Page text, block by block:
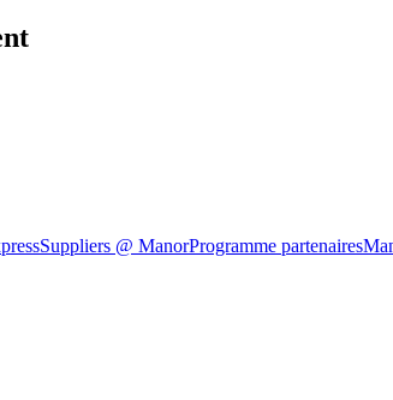
Suppliers @ ManorProgramme partenaires